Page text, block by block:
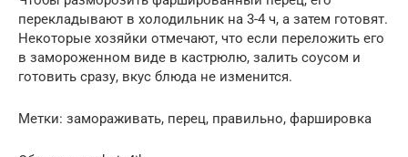
перекладывают в холодильник на 3-4 ч, а затем готовят.
Некоторые хозяйки отмечают, что если переложить его
в замороженном виде в кастрюлю, залить соусом и
готовить сразу, вкус блюда не изменится.
Метки: замораживать, перец, правильно, фаршировка